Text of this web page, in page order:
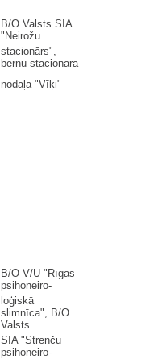
B/O Valsts SIA
"Neirožu
stacionārs",
bērnu stacionārā
nodaļa "Vīķi"
B/O V/U "Rīgas
psihoneiro-
loģiskā
slimnīca", B/O
Valsts
SIA "Strenču
psihoneiro-